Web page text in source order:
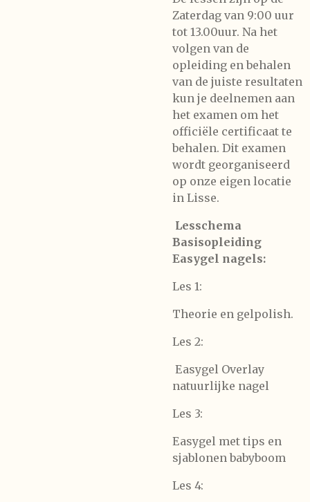
Zaterdag van 9:00 uur
tot 13.00uur. Na het
volgen van de
opleiding en behalen
van de juiste resultaten
kun je deelnemen aan
het examen om het
officiële certificaat te
behalen. Dit examen
wordt georganiseerd
op onze eigen locatie
in Lisse.
Lesschema
Basisopleiding
Easygel nagels:
Les 1:
Theorie en gelpolish.
Les 2:
Easygel Overlay
natuurlijke nagel
Les 3:
Easygel met tips en
sjablonen babyboom
Les 4: